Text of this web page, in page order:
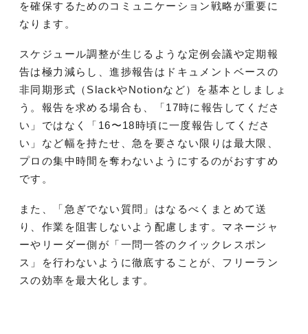
を確保するためのコミュニケーション戦略が重要に
なります。
スケジュール調整が生じるような定例会議や定期報
告は極力減らし、進捗報告はドキュメントベースの
非同期形式（SlackやNotionなど）を基本としましょ
う。報告を求める場合も、「17時に報告してくださ
い」ではなく「16〜18時頃に一度報告してくださ
い」など幅を持たせ、急を要さない限りは最大限、
プロの集中時間を奪わないようにするのがおすすめ
です。
また、「急ぎでない質問」はなるべくまとめて送
り、作業を阻害しないよう配慮します。マネージャ
ーやリーダー側が「一問一答のクイックレスポン
ス」を行わないように徹底することが、フリーラン
スの効率を最大化します。